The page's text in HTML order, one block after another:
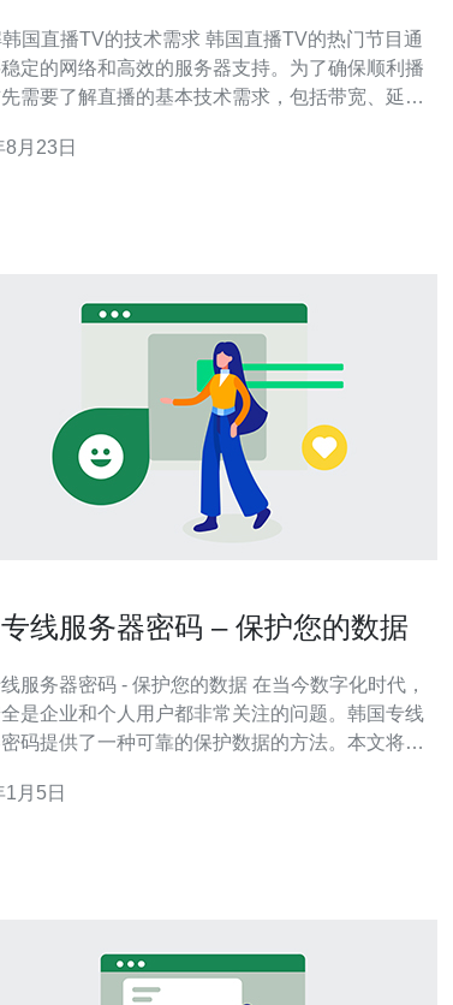
播TV的技术需求 韩国直播TV的热门节目通
定的网络和高效的服务器支持。为了确保顺利播
需要了解直播的基本技术需求，包括带宽、延迟
月23日
线服务器密码 – 保护您的数据
器密码 - 保护您的数据 在当今数字化时代，
是企业和个人用户都非常关注的问题。韩国专线
码提供了一种可靠的保护数据的方法。本文将介
护服务器和网月5日